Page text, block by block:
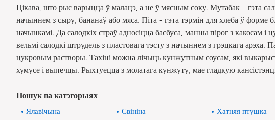
Цікава, што рыс варыцца ў малацэ, а не ў мясным соку. Мутабак - гэта
начыннем з сыру, бананаў або мяса. Піта - гэта тэрмін для хлеба ў форме
начынкамі. Да салодкіх страў адносіцца басбуса, манны пірог з какосам
вельмі салодкі штрудель з пластовага тэсту з начыннем з грэцкага арэха.
цукровым растворы. Тахіні можна лічыць кунжутным соусам, які
хумусе і выпечцы. Рыхтуецца з молатага кунжуту, мае гладкую
Пошук па катэгорыях
Ялавічына Свініна Хатняя птушка